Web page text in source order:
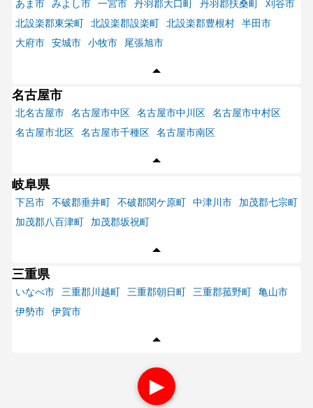
あま市 みよし市 一宮市 丹羽郡大口町 丹羽郡扶桑町
刈谷市
北設楽郡東栄町
北設楽郡設楽町 北設楽郡豊根村
半田市
大府市
安城市 小牧市 尾張旭市
名古屋市
北名古屋市 名古屋市中区 名古屋市中川区
名古屋市中村区
名古屋市北区
名古屋市千種区 名古屋市南区
岐阜県
下呂市 不破郡垂井町 不破郡関ケ原町 中津川市
加茂郡七宗町
加茂郡八百津町
加茂郡坂祝町
三重県
いなべ市 三重郡川越町 三重郡朝日町 三重郡菰野町
亀山市
伊勢市
伊賀市
▶